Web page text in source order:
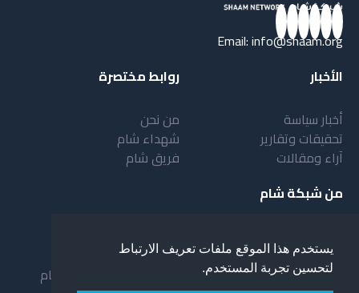
يستخدم هذا الموقع ملفات تعريف الارتباط
لتحسين تجربة المستخدم.
Email:info@shaam.org
الأخبار
أخبار سياسة
تحقيقات وتقارير
آراء ومقالات
روابط مختصرة
من نحن
شهداء شام
فريق شام
من شبكة شام
خدمات شبكة شام
المستفيدون من الشبكة
مقدمة عن شبكة شام
نظام العمل في شبكة شام